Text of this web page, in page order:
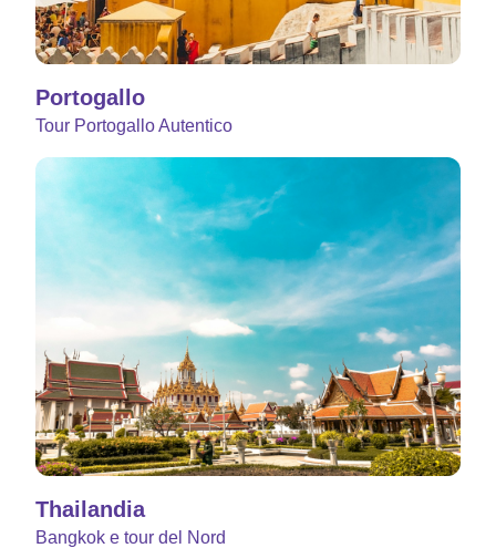
Portogallo
Tour Portogallo Autentico
Thailandia
Bangkok e tour del Nord